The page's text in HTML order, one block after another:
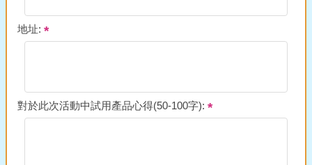
地址:
對於此次活動中試用產品心得(50-100字):